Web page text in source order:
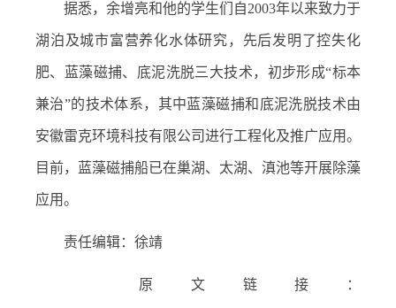
据悉，余增亮和他的学生们自2003年以来致力于
湖泊及城市富营养化水体研究，先后发明了控失化
肥、蓝藻磁捕、底泥洗脱三大技术，初步形成“标本
兼治”的技术体系，其中蓝藻磁捕和底泥洗脱技术由
安徽雷克环境科技有限公司进行工程化及推广应用。
目前，蓝藻磁捕船已在巢湖、太湖、滇池等开展除藻
应用。
责任编辑：徐靖
原文链接：